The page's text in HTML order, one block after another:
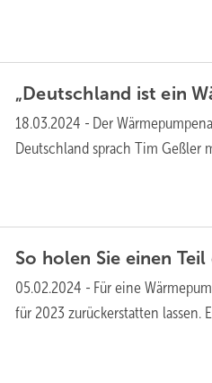
„Deutschland ist ein
18.03.2024 - Der
Deutschland sprach Tim Geßler
So holen Sie einen
05.02.2024 - Für eine
für 2023 zurückerstatten lassen.